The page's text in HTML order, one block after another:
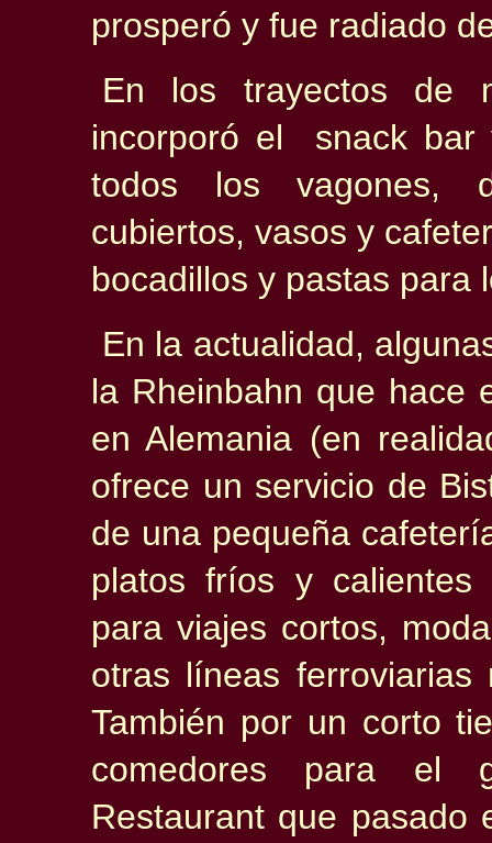
prosperó y fue radiado
En los trayectos de
incorporó el snack bar
todos los vagones,
cubiertos, vasos y
bocadillos y pastas
En la actualidad,
la Rheinbahn que hace
en Alemania (en
ofrece un servicio de
de una pequeña
platos fríos y calientes
para viajes cortos,
otras líneas
También por un corto
comedores para el
Restaurant que pasado